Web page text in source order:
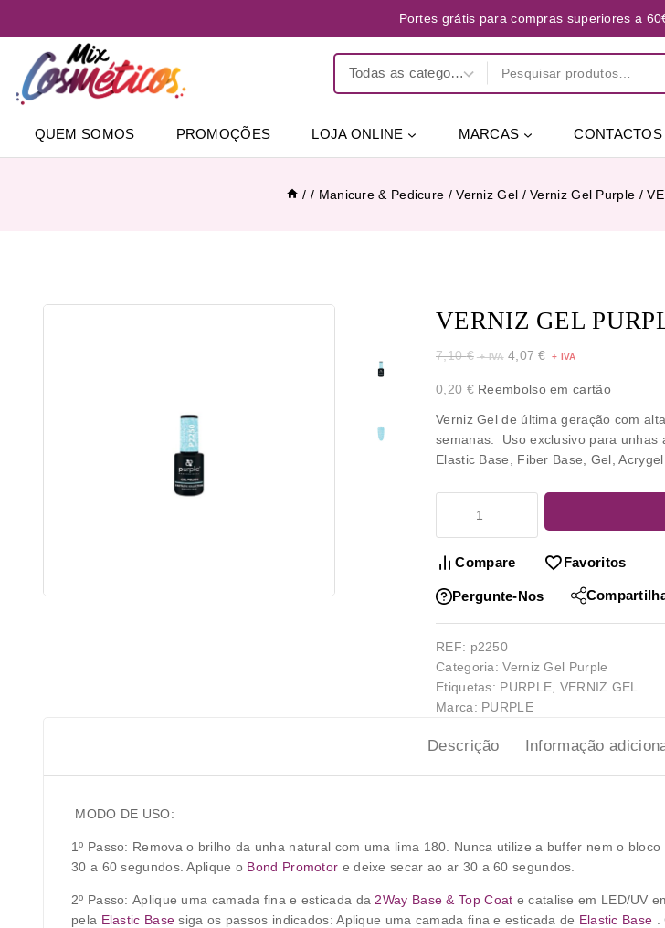
Portes grátis para compras superiores a
QUEM SOMOS PROMOÇÕES LOJA ONLINE MARCAS CONTACTOS
/ / Manicure & Pedicure / Verniz Gel / Verniz Gel Purple /
VERNIZ GEL
7,10€ 4,07€
0,20 €Reembolso em cartão
Verniz Gel de última geração com
semanas. Uso exclusivo para unhas
Elastic Base, Fiber Base, Gel, Acrygel
Compare Favoritos
Pergunte-Nos
REF: p2250
Categoria:Verniz Gel Purple
Etiquetas: PURPLE VERNIZ GEL
Marca: PURPLE
Descrição Informação
MODO DE USO:
1º Passo: Remova o brilho da unha natural com uma lima 180. Nunca utilize a buffer nem o
30 a 60 segundos. Aplique o Bond Promotor e deixe secar ao ar 30 a 60 segundos.
2º Passo: Aplique uma camada fina e esticada da 2Way Base & Top Coat e catalise em LED/UV
pela Elastic Base siga os passos indicados: Aplique uma camada fina e esticada de Elastic Base